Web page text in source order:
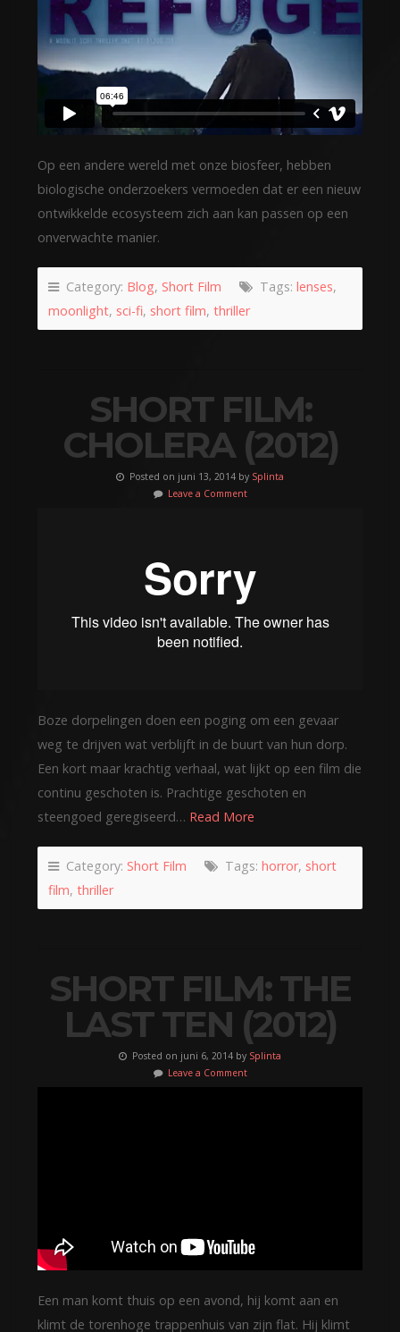
Op een andere wereld met onze biosfeer, hebben
biologische onderzoekers vermoeden dat er een nieuw
ontwikkelde ecosysteem zich aan kan passen op een
onverwachte manier.
Category: Blog, Short Film Tags: lenses,
moonlight, sci-fi, short film, thriller
SHORT FILM:
CHOLERA (2012)
Posted on juni 13, 2014 by Splinta
Leave a Comment
Boze dorpelingen doen een poging om een gevaar
weg te drijven wat verblijft in de buurt van hun dorp.
Een kort maar krachtig verhaal, wat lijkt op een film die
continu geschoten is. Prachtige geschoten en
steengoed geregiseerd… Read More
Category: Short Film Tags: horror, short
film, thriller
SHORT FILM: THE
LAST TEN (2012)
Posted on juni 6, 2014 by Splinta
Leave a Comment
Een man komt thuis op een avond, hij komt aan en
klimt de torenhoge trappenhuis van zijn flat. Hij klimt